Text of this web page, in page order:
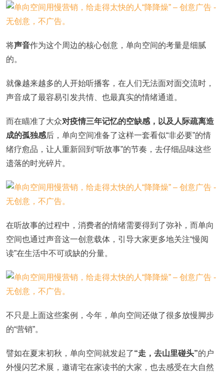
将声音作为这个周边的核心创意，单向空间的考量是细腻
的。
就像越来越多的人开始听播客，在人们无法面对面交流时，
声音成了最容易引发共情、也最真实的情绪通道。
而在瞄准了大众对疫情三年记忆的空缺感，以及人际疏离造
成的孤独感后，单向空间准备了这样一套看似“非必要”的情
绪疗愈品，让人重新回到“听故事”的节奏，去仔细品味这些
遗落的时光碎片。
在听故事的过程中，消费者的情绪需要得到了弥补，而单向
空间也通过声音这一创意载体，引导大家更多地关注“慢阅
读”在生活中不可或缺的分量。
不只是上面这些案例，今年，单向空间还做了很多放慢脚步
的“营销”。
譬如在夏末初秋，单向空间就发起了“走，去山里碰头”的户
外慢闪艺术展，邀请宅在家读书的大家，也去感受在大自然